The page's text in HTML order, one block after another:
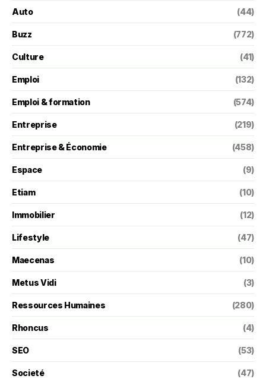
Auto (44)
Buzz (772)
Culture (41)
Emploi (132)
Emploi & formation (574)
Entreprise (219)
Entreprise & Économie (458)
Espace (9)
Etiam (10)
Immobilier (12)
Lifestyle (47)
Maecenas (10)
Metus Vidi (3)
Ressources Humaines (280)
Rhoncus (4)
SEO (53)
Societé (47)